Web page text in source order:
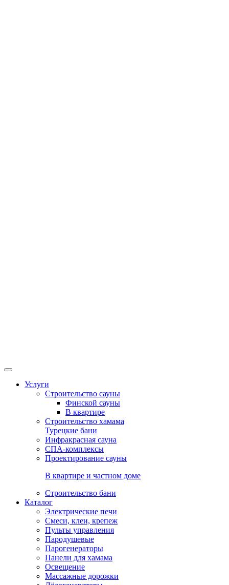
Услуги
Строительство сауны
Финской сауны
В квартире
Строительство хамама
Турецкие бани
Инфракрасная сауна
СПА-комплексы
Проектирование сауны
В квартире и частном доме
Строительство бани
Каталог
Электрические печи
Смеси, клеи, крепеж
Пульты управления
Пародушевые
Парогенераторы
Панели для хамама
Освещение
Массажные дорожки